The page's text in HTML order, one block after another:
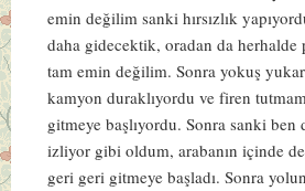
emin değilim sanki hırsızlık
daha gidecektik, oradan da herhalde
tam emin değilim. Sonra yokuş
kamyon duraklıyordu ve firen
gitmeye başlıyordu. Sonra sanki ben
izliyor gibi oldum, arabanın içinde
geri geri gitmeye başladı. Sonra